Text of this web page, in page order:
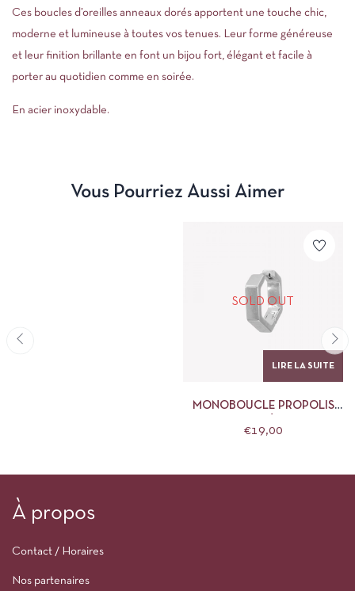
Ces boucles d’oreilles anneaux dorés apportent une touche chic,
moderne et lumineuse à toutes vos tenues. Leur forme généreuse
et leur finition brillante en font un bijou fort, élégant et facile à
porter au quotidien comme en soirée.
En acier inoxydable.
Vous Pourriez Aussi Aimer
SOLD OUT
LIRE LA SUITE
MONOBOUCLE PROPOLIS
€19,00
À propos
Contact / Horaires
Nos partenaires